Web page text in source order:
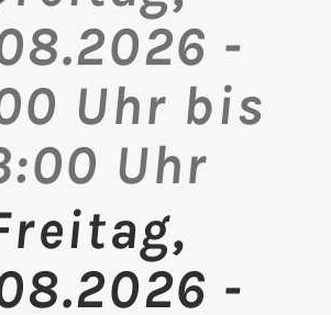
-
Uhr bis
Uhr
-